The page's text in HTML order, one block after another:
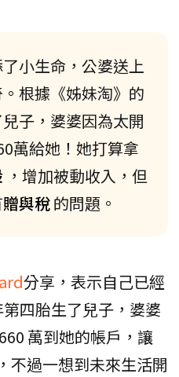
小生命，公婆送上
根據《姊妹淘》的
子，婆婆因為太開
萬給她！她打算拿
，增加被動收入，但
贈與稅的問題。
分享，表示自己已經
四胎生了兒子，婆婆
萬到她的帳戶，讓
不過一想到未來生活開